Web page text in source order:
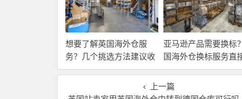
想要了解英国海外仓服
务？几个挑选方法建议收
藏！
亚马逊产品需要换标
国海外仓换标服务直
高效解决！
上一篇